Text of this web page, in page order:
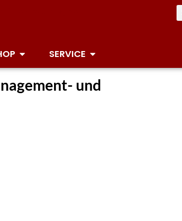
SERVICE
und